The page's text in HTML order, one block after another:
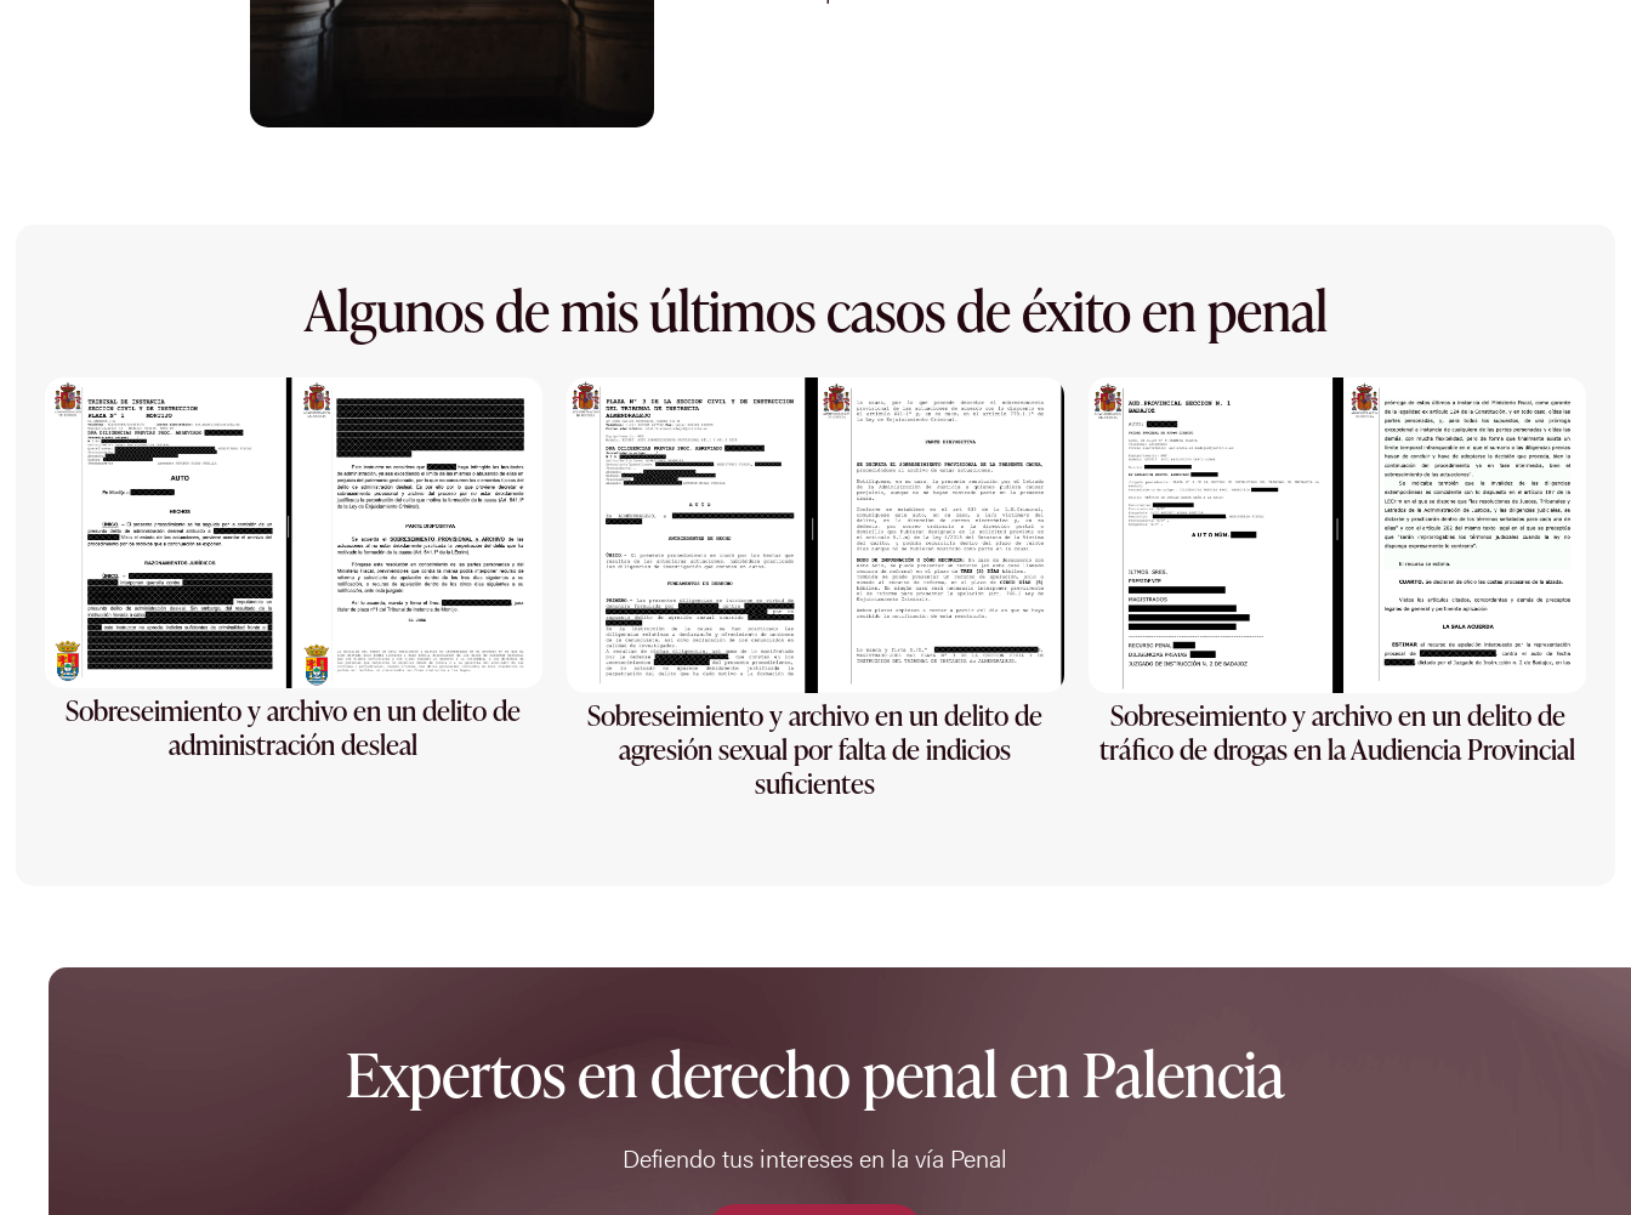
Algunos de mis últimos casos de éxito en penal
Sobreseimiento y archivo en un delito de
administración desleal
Sobreseimiento y archivo en un delito de
agresión sexual por falta de indicios
suficientes
Sobreseimiento y archivo en un delito de
tráfico de drogas en la Audiencia Provincial
Expertos en derecho penal en Palencia
Defiendo tus intereses en la vía Penal